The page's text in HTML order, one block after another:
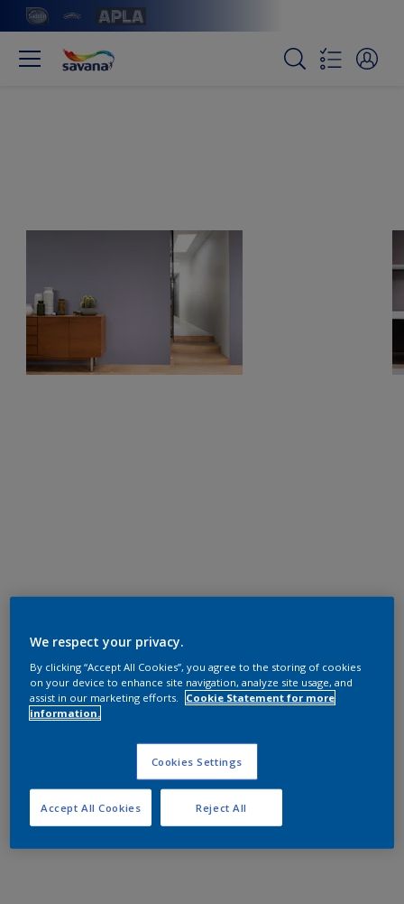
We respect your privacy.
By clicking “Accept All Cookies”, you agree to the storing of cookies
on your device to enhance site navigation, analyze site usage, and
assist in our marketing efforts.
Cookie Statement for more
information.
Cookies Settings
Reject All
Accept All Cookies